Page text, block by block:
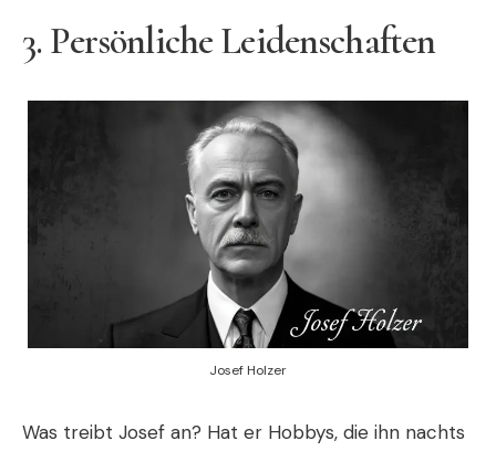
3.Persönliche Leidenschaften
Josef Holzer
Was treibt Josef an? Hat er Hobbys, die ihn nachts